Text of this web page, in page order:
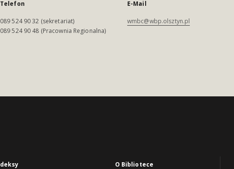
Telefon
089 524 90 32 (sekretariat)
089 524 90 48 (Pracownia Regionalna)
E-Mail
wmbc@wbp.olsztyn.pl
O Bibliotece